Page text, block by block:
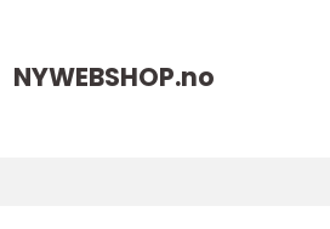
NYWEBSHOP.no